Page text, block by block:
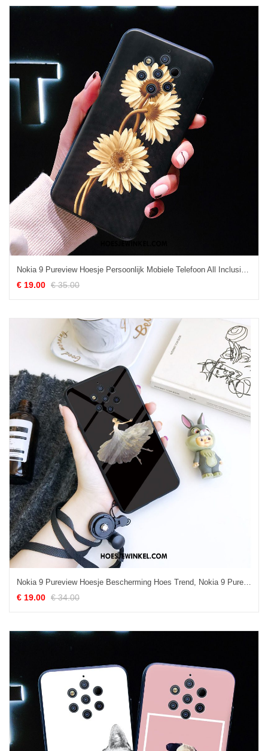
Nokia 9 Pureview Hoesje Persoonlijk Mobiele Telefoon All Inclusive, Nokia 9 Pureview Hoesje Bloemen Zwart
€ 19.00 € 35.00
Nokia 9 Pureview Hoesje Bescherming Hoes Trend, Nokia 9 Pureview Hoesje All Inclusive Glas
€ 19.00 € 34.00